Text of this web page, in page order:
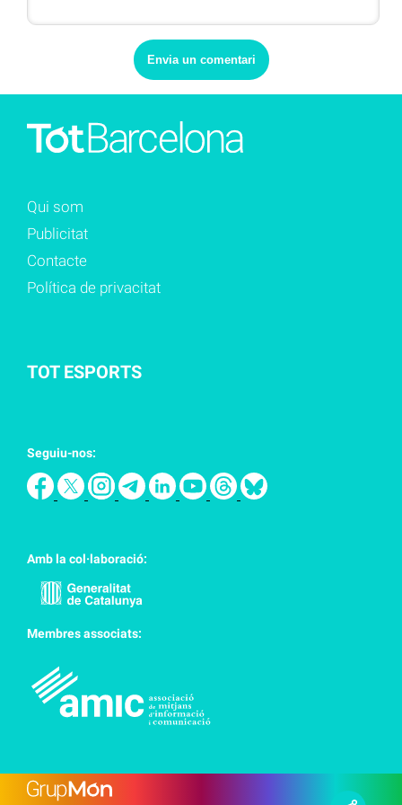
Qui som
Publicitat
Contacte
Política de privacitat
TOT ESPORTS
Seguiu-nos:
Amb la col·laboració:
Membres associats: